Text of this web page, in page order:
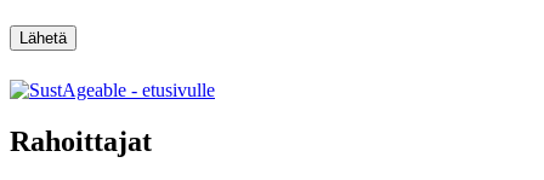
Lähetä
Rahoittajat